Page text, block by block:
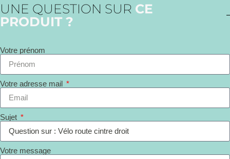
UNE QUESTION SUR CE
PRODUIT ?
Votre prénom
Votre adresse mail
Sujet
Votre message